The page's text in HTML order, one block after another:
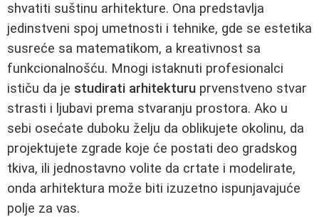
shvatiti suštinu arhitekture. Ona predstavlja
jedinstveni spoj umetnosti i tehnike, gde se estetika
susreće sa matematikom, a kreativnost sa
funkcionalnošću. Mnogi istaknuti profesionalci
ističu da je studirati arhitekturu prvenstveno stvar
strasti i ljubavi prema stvaranju prostora. Ako u
sebi osećate duboku želju da oblikujete okolinu, da
projektujete zgrade koje će postati deo gradskog
tkiva, ili jednostavno volite da crtate i modelirate,
onda arhitektura može biti izuzetno ispunjavajuće
polje za vas.